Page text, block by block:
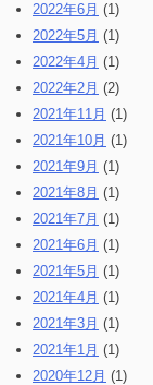
2022年6月 (1)
2022年5月 (1)
2022年4月 (1)
2022年2月 (2)
2021年11月 (1)
2021年10月 (1)
2021年9月 (1)
2021年8月 (1)
2021年7月 (1)
2021年6月 (1)
2021年5月 (1)
2021年4月 (1)
2021年3月 (1)
2021年1月 (1)
2020年12月 (1)